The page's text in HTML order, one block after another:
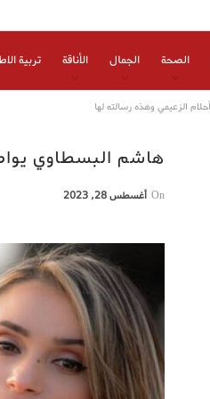
الصحة الجمال الأناقة تربية
الزعيمي وهذه رسالته لها
هاشم البسطاوي
On أغسطس 28, 2023